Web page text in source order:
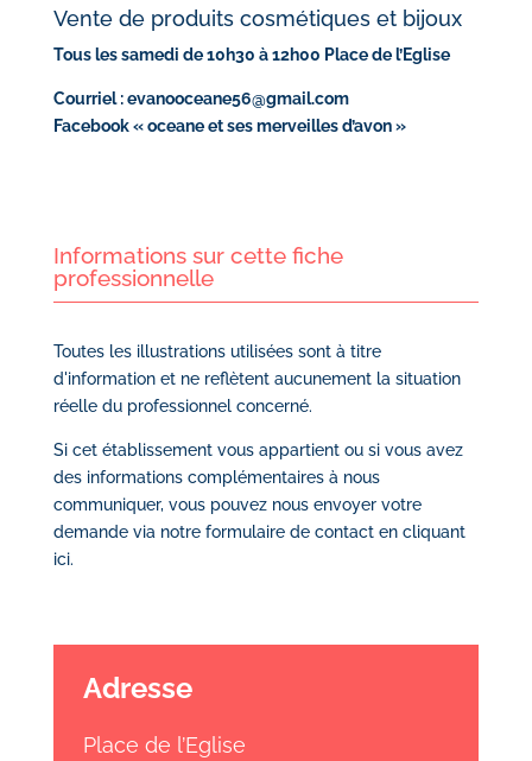
Vente de produits cosmétiques et bijoux
Tous les samedi de 10h30 à 12h00 Place de l’Eglise
Courriel : evanooceane56@gmail.com
Facebook « oceane et ses merveilles d’avon »
Informations sur cette fiche
professionnelle
Toutes les illustrations utilisées sont à titre
d'information et ne reflètent aucunement la situation
réelle du professionnel concerné.
Si cet établissement vous appartient ou si vous avez
des informations complémentaires à nous
communiquer, vous pouvez nous envoyer votre
demande via notre formulaire de contact en cliquant
ici.
Adresse
Place de l’Eglise